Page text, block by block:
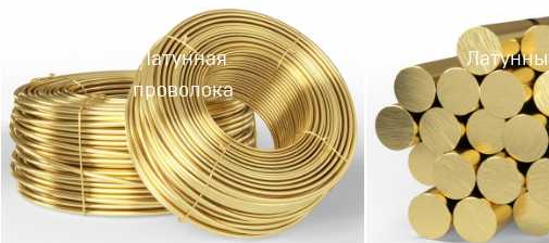
Латунная
проволока